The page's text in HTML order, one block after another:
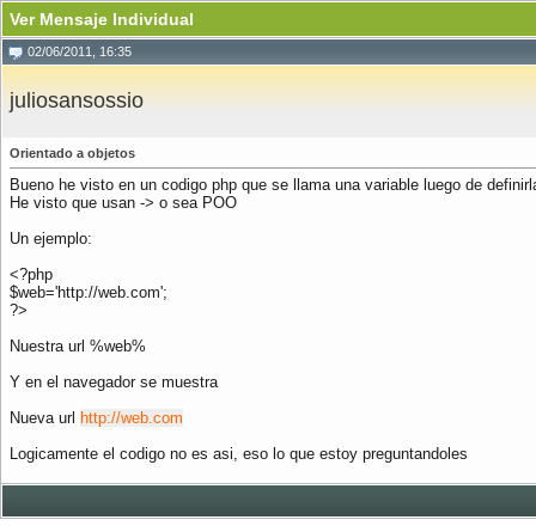
Ver Mensaje Individual
02/06/2011, 16:35
juliosansossio
Orientado a objetos
Bueno he visto en un codigo php que se llama una variable luego de
He visto que usan -> o sea POO
Un ejemplo:
<?php
$web='http://web.com';
?>
Nuestra url %web%
Y en el navegador se muestra
Nueva url http://web.com
Logicamente el codigo no es asi, eso lo que estoy preguntandoles